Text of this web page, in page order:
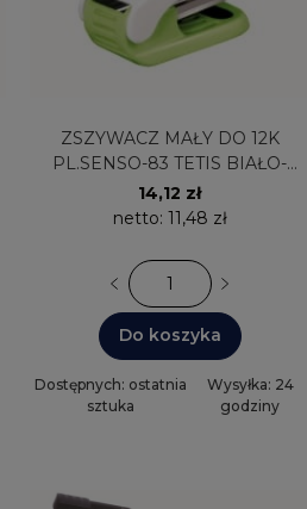
ZSZYWACZ MAŁY DO 12K
PL.SENSO-83 TETIS BIAŁO-
ZIELONY
14,12 zł
netto: 11,48 zł
Do koszyka
Dostępnych: ostatnia
sztuka
Wysyłka: 24
godziny